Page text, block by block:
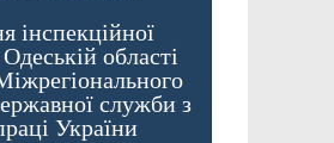
інспекційної
області
служби з
України